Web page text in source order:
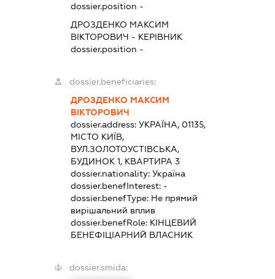
dossier.position -
ДРОЗДЕНКО МАКСИМ
ВІКТОРОВИЧ - КЕРІВНИК
dossier.position -
dossier.beneficiaries:
ДРОЗДЕНКО МАКСИМ
ВІКТОРОВИЧ
dossier.address:УКРАЇНА, 01135,
МІСТО КИЇВ,
ВУЛ.ЗОЛОТОУСТІВСЬКА,
БУДИНОК 1, КВАРТИРА 3
dossier.nationality:Україна
dossier.benefInterest: -
dossier.benefType: Не прямий
вирішальний вплив
dossier.benefRole: КІНЦЕВИЙ
БЕНЕФІЦІАРНИЙ ВЛАСНИК
dossier.smida: